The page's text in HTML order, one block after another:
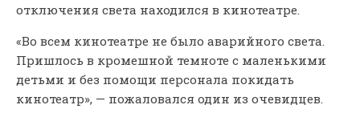
отключения света находился в кинотеатре.
«Во всем кинотеатре не было аварийного света.
Пришлось в кромешной темноте с маленькими
детьми и без помощи персонала покидать
кинотеатр», — пожаловался один из очевидцев.